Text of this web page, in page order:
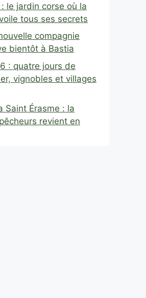
le jardin corse où la
tous ses secrets
compagnie
bientôt à Bastia
: quatre jours de
vignobles et villages
Saint Érasme : la
revient en